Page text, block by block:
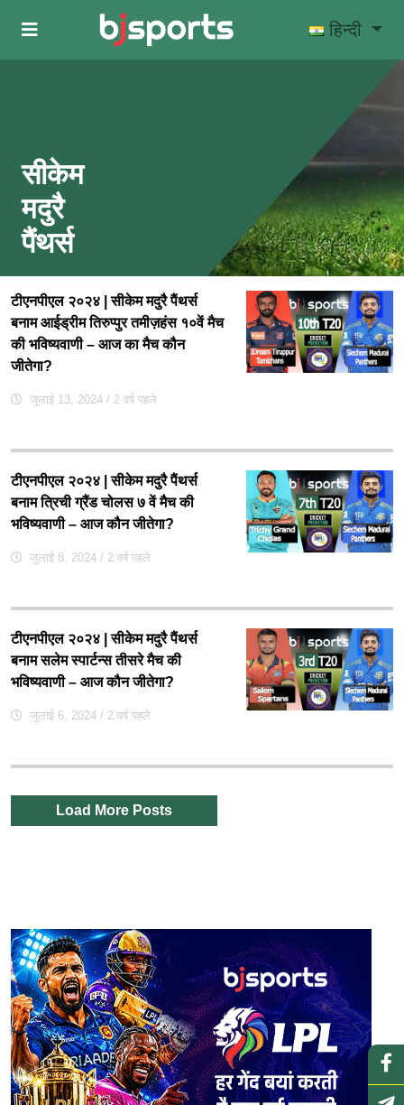
Skip to main content
हिन्दी
सीकेम
मदुरै
पैंथर्स
टीएनपीएल २०२४ | सीकेम मदुरै पैंथर्स
बनाम आईड्रीम तिरुप्पुर तमीज़हंस १०वें मैच
की भविष्यवाणी – आज का मैच कौन
जीतेगा?
जुलाई 13, 2024 / 2 वर्ष पहले
टीएनपीएल २०२४ | सीकेम मदुरै पैंथर्स
बनाम त्रिची ग्रैंड चोलस ७ वें मैच की
भविष्यवाणी – आज कौन जीतेगा?
जुलाई 8, 2024 / 2 वर्ष पहले
टीएनपीएल २०२४ | सीकेम मदुरै पैंथर्स
बनाम सलेम स्पार्टन्स तीसरे मैच की
भविष्यवाणी – आज कौन जीतेगा?
जुलाई 6, 2024 / 2 वर्ष पहले
Load More Posts